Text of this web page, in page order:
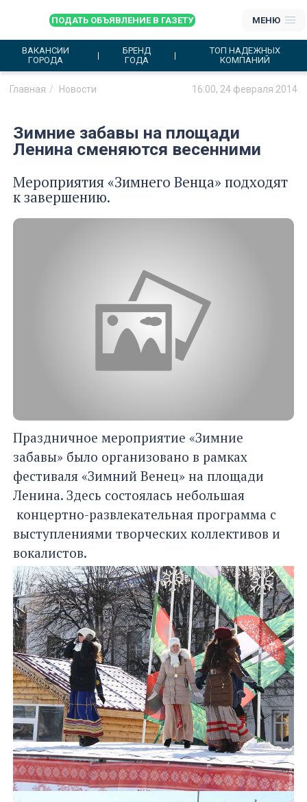
ПОДАТЬ ОБЪЯВЛЕНИЕ В ГАЗЕТУ МЕНЮ
ВАКАНСИИ
ГОРОДА
БРЕНД
ГОДА
ТОП НАДЕЖНЫХ
КОМПАНИЙ
Главная Новости 16:00, 24 февраля 2014
Зимние забавы на площади
Ленина сменяются весенними
Мероприятия «Зимнего Венца» подходят
к завершению.
Праздничное мероприятие «Зимние
забавы» было организовано в рамках
фестиваля «Зимний Венец» на площади
Ленина. Здесь состоялась небольшая
концертно-развлекательная программа с
выступлениями творческих коллективов и
вокалистов.